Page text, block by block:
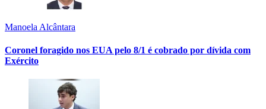
Manoela Alcântara
Coronel foragido nos EUA pelo 8/1 é cobrado por dívida com
Exército